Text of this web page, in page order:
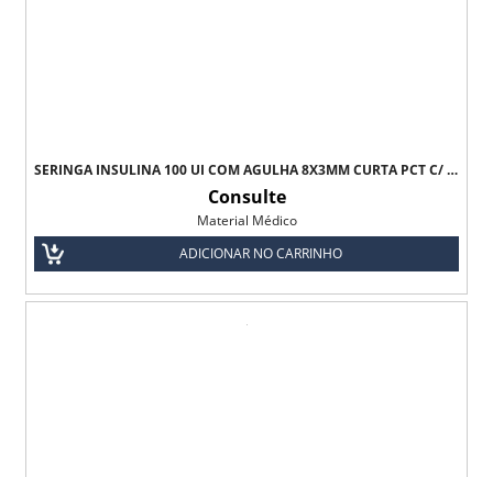
SERINGA INSULINA 100 UI COM AGULHA 8X3MM CURTA PCT C/ 10 UNI ULTRA FINE - BD
Consulte
Material Médico
ADICIONAR NO CARRINHO